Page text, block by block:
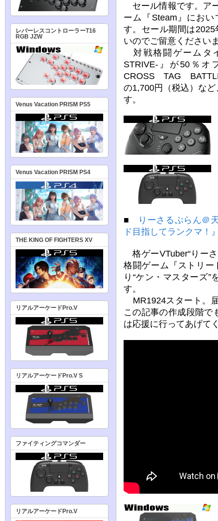
セール情報です。ア
ーム『Steam』にお
す。セール期間は
いのでご留意ください
対戦格闘ゲームタ
STRIVE-』が50％
CROSS TAG
の1,700円（税込）な
す。
■
りーさるぷらん＠
ド目指してランクマ！
格ゲーVTuber“りー
格闘ゲーム『ストリ
り“ケン・マスターズ
す。
MR1924スタート。
この記事の作成段階で
は応援に行ってあげて
レバーレスコントローラーT16
RGB JZW
Venus Vacation PRISM PS5
Venus Vacation PRISM PS4
THE KING OF FIGHTERS XV
リアルアーケードPro.V
リアルアーケードPro.V S
ファイティングコマンダー
リアルアーケードPro.V